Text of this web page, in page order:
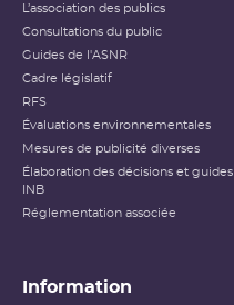
L’association des publics
Consultations du public
Guides de l'ASNR
Cadre législatif
RFS
Évaluations environnementales
Mesures de publicité diverses
Élaboration des décisions et guides
INB
Réglementation associée
Information